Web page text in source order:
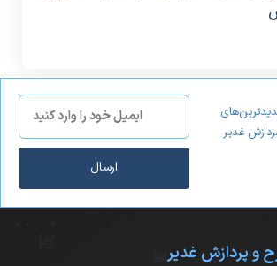
غدیر
ارسال
و پردازش غدیر